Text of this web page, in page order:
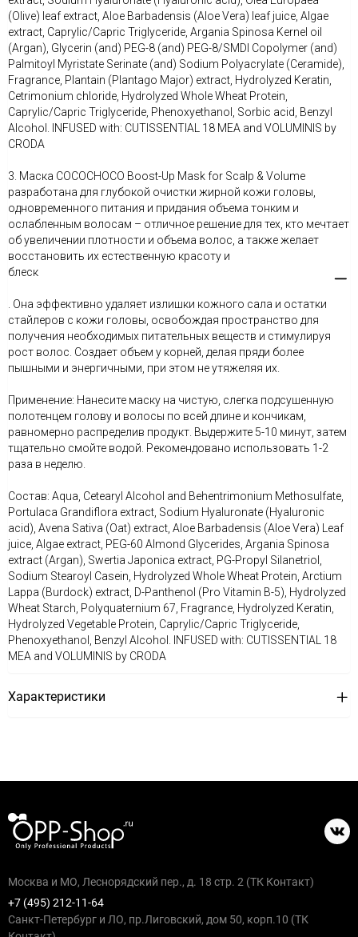
(Olive) leaf extract, Aloe Barbadensis (Aloe Vera) leaf juice, Algae
extract, Caprylic/Capric Triglyceride, Argania Spinosa Kernel oil
(Argan), Glycerin (and) PEG-8 (and) PEG-8/SMDI Copolymer (and)
Palmitoyl Myristate Serinate (and) Sodium Polyacrylate (Ceramide),
Fragrance, Plantain (Plantago Major) extract, Hydrolyzed Keratin,
Cetrimonium chloride, Hydrolyzed Whole Wheat Protein,
Caprylic/Capric Triglyceride, Phenoxyethanol, Sorbic acid, Benzyl
Alcohol. INFUSED with: CUTISSENTIAL 18 MEA and VOLUMINIS by
CRODA
3. Маска COCOCHOCO Boost-Up Mask for Scalp & Volume
разработана для глубокой очистки жирной кожи головы,
одновременного питания и придания объема тонким и
ослабленным волосам – отличное решение для тех, кто мечтает
об увеличении плотности и объема волос, а также желает
восстановить их естественную красоту и
блеск
. Она эффективно удаляет излишки кожного сала и остатки
стайлеров с кожи головы, освобождая пространство для
получения необходимых питательных веществ и стимулируя
рост волос. Создает объем у корней, делая пряди более
пышными и энергичными, при этом не утяжеляя их.
Применение: Нанесите маску на чистую, слегка подсушенную
полотенцем голову и волосы по всей длине и кончикам,
равномерно распределив продукт. Выдержите 5-10 минут, затем
тщательно смойте водой. Рекомендовано использовать 1-2
раза в неделю.
Состав: Aqua, Cetearyl Alcohol and Behentrimonium Methosulfate,
Portulaca Grandiflora extract, Sodium Hyaluronate (Hyaluronic
acid), Avena Sativa (Oat) extract, Aloe Barbadensis (Aloe Vera) Leaf
juice, Algae extract, PEG-60 Almond Glycerides, Argania Spinosa
extract (Argan), Swertia Japonica extract, PG-Propyl Silanetriol,
Sodium Stearoyl Casein, Hydrolyzed Whole Wheat Protein, Arctium
Lappa (Burdock) extract, D-Panthenol (Pro Vitamin B-5), Hydrolyzed
Wheat Starch, Polyquaternium 67, Fragrance, Hydrolyzed Keratin,
Hydrolyzed Vegetable Protein, Caprylic/Capric Triglyceride,
Phenoxyethanol, Benzyl Alcohol. INFUSED with: CUTISSENTIAL 18
MEA and VOLUMINIS by CRODA
Характеристики
Москва и МО, Леснорядский пер., д. 18 стр. 2 (ТК Контакт)
+7 (495) 212-11-64
Санкт-Петербург и ЛО, пр.Лиговский, дом 50, корп.10 (ТК